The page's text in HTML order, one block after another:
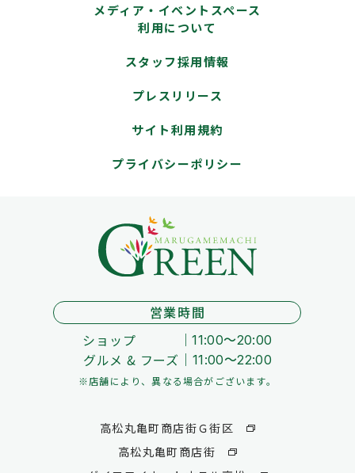
メディア・イベントスペース
利用について
スタッフ採用情報
プレスリリース
サイト利用規約
プライバシーポリシー
営業時間
ショップ
11:00～20:00
グルメ & フーズ 11:00～22:00
※店舗により、異なる場合がございます。
高松丸亀町商店街Ｇ街区
高松丸亀町商店街